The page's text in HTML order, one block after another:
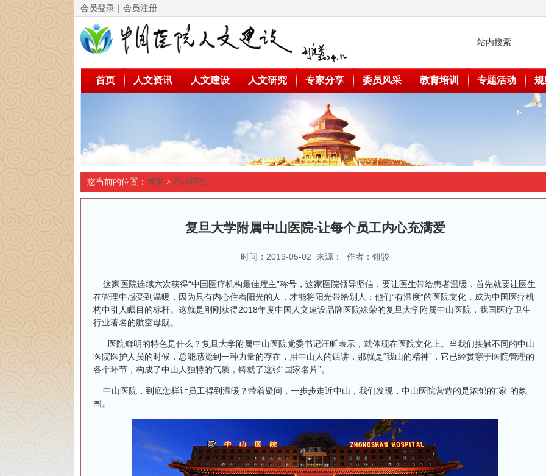
会员登录 ｜ 会员注册
站内搜索
首页 人文资讯 人文建设 人文研究 专家分享 委员风采 教育培训 专题活动 规
您当前的位置： 首页 > 品牌医院
复旦大学附属中山医院-让每个员工内心充满爱
时间：2019-05-02 来源： 作者：钮骏
这家医院连续六次获得“中国医疗机构最佳雇主”称号，这家医院领导坚信，要让医生带给患者温暖，首先就要让医生
在管理中感受到温暖，因为只有内心住着阳光的人，才能将阳光带给别人；他们“有温度”的医院文化，成为中国医疗机
构中引人瞩目的标杆。这就是刚刚获得2018年度中国人文建设品牌医院殊荣的复旦大学附属中山医院，我国医疗卫生
行业著名的航空母舰。
医院鲜明的特色是什么？复旦大学附属中山医院党委书记汪昕表示，就体现在医院文化上。当我们接触不同的中山
医院医护人员的时候，总能感觉到一种力量的存在，用中山人的话讲，那就是“我山的精神”，它已经贯穿于医院管理的
各个环节，构成了中山人独特的气质，铸就了这张“国家名片”。
中山医院，到底怎样让员工得到温暖？带着疑问，一步步走近中山，我们发现，中山医院营造的是浓郁的“家”的氛
围。